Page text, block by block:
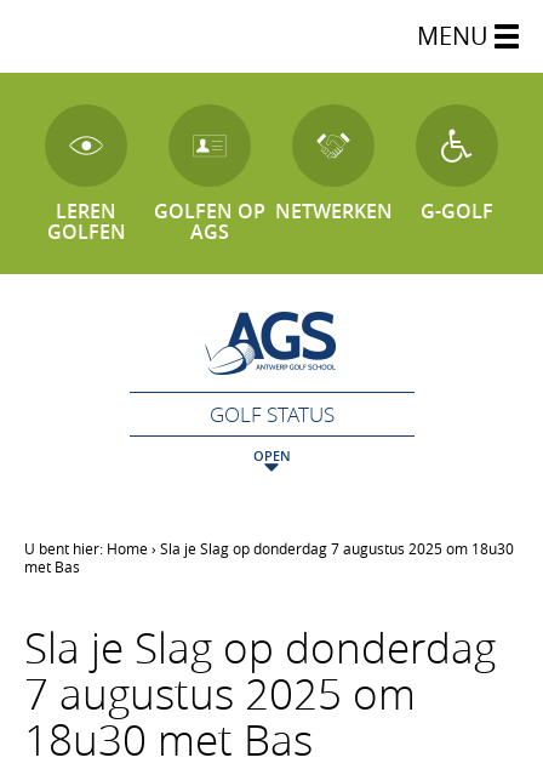
MENU
LEREN
GOLFEN
GOLFEN OP
AGS
NETWERKEN G-GOLF
GOLF STATUS
OPEN
U bent hier: Home› Sla je Slag op donderdag 7 augustus 2025 om 18u30
met Bas
Sla je Slag op donderdag
7 augustus 2025 om
18u30 met Bas